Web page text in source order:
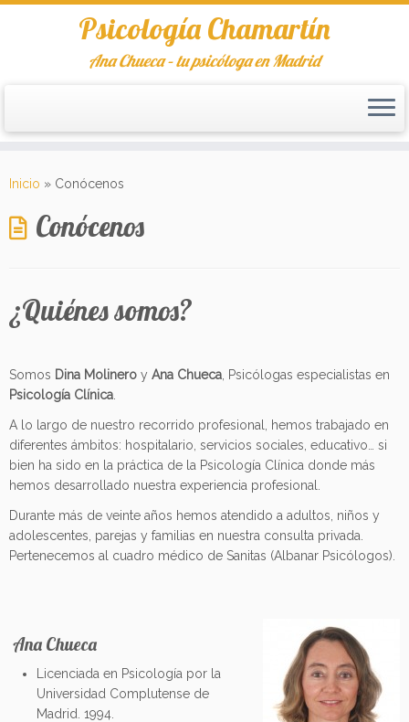
Psicología Chamartín
Ana Chueca – tu psicóloga en Madrid
Inicio » Conócenos
Conócenos
¿Quiénes somos?
Somos Dina Molinero y Ana Chueca , Psicólogas especialistas en
Psicología Clínica
A lo largo de nuestro recorrido profesional, hemos trabajado en
diferentes ámbitos: hospitalario, servicios sociales, educativo… si
bien ha sido en la práctica de la Psicología Clínica donde más
hemos desarrollado nuestra experiencia profesional.
Durante más de veinte años hemos atendido a adultos, niños y
adolescentes, parejas y familias en nuestra consulta privada.
Pertenecemos al cuadro médico de Sanitas (Albanar Psicólogos).
Ana Chueca
Licenciada en Psicología por la
Universidad Complutense de
Madrid. 1994.